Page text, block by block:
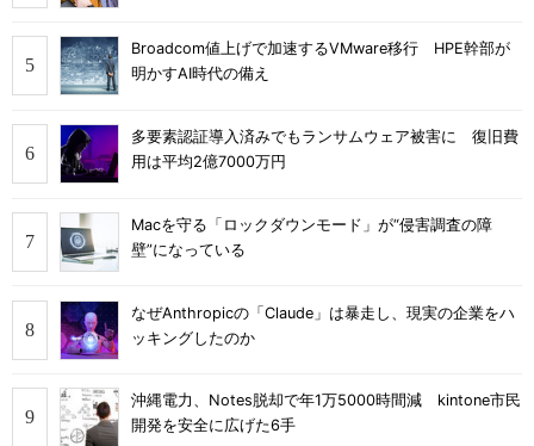
Broadcom値上げで加速するVMware移行 HPE幹部が
明かすAI時代の備え
多要素認証導入済みでもランサムウェア被害に 復旧費
用は平均2億7000万円
Macを守る「ロックダウンモード」が“侵害調査の障
壁”になっている
なぜAnthropicの「Claude」は暴走し、現実の企業をハ
ッキングしたのか
沖縄電力、Notes脱却で年1万5000時間減 kintone市民
開発を安全に広げた6手